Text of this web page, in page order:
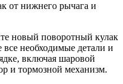
от нижнего рычага и
новый поворотный кулак
необходимые детали и
включая шаровой
и тормозной механизм.